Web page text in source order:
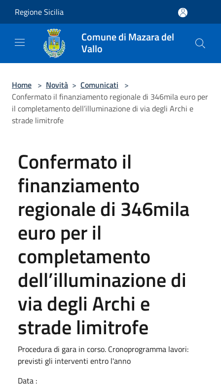
Regione Sicilia
Comune di Mazara del
Vallo
Home > Novità > Comunicati >
Confermato il finanziamento regionale di 346mila euro per
il completamento dell’illuminazione di via degli Archi e
strade limitrofe
Confermato il
finanziamento
regionale di 346mila
euro per il
completamento
dell’illuminazione di
via degli Archi e
strade limitrofe
Procedura di gara in corso. Cronoprogramma lavori:
previsti gli interventi entro l'anno
Data :